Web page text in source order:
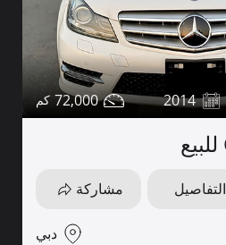
2014
72,000
التفاصيل مشاركة
دبي